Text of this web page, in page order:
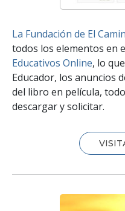
La Fundación de El
todos los elementos en
Educativos Online, lo
Educador, los anuncios
del libro en película,
descargar y solicitar.